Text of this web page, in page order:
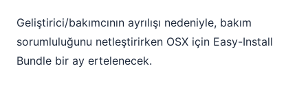
Geliştirici/bakımcının ayrılışı nedeniyle, bakım
sorumluluğunu netleştirirken OSX için Easy-Install
Bundle bir ay ertelenecek.